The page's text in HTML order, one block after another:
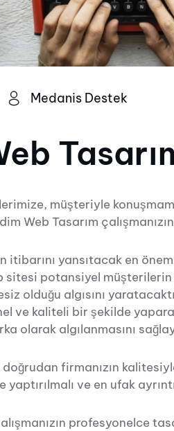
Medanis Destek
müşteriyle
Web Tasarım
itibarını yansıtacak en
potansiyel müşterilerin
olduğu algısını
ve kaliteli bir şekilde
olarak algılanmasını
firmanızın
yaptırılmalı ve en ufak
profesyonelce